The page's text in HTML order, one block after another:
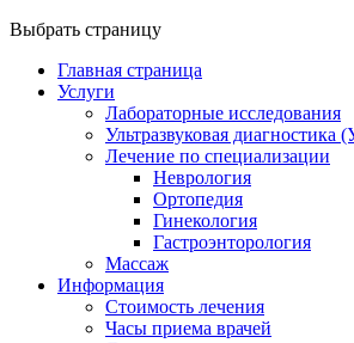
Выбрать страницу
Главная страница
Услуги
Лабораторные исследования
Ультразвуковая диагностика
Лечение по специализации
Неврология
Ортопедия
Гинекология
Гастроэнторология
Массаж
Информация
Стоимость лечения
Часы приема врачей